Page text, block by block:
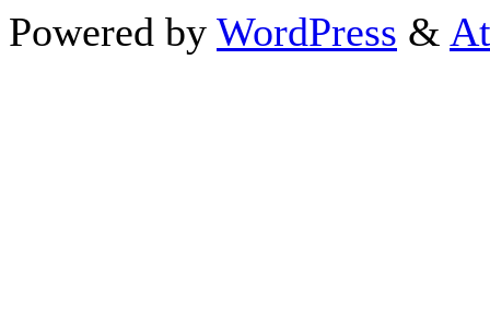
Powered by WordPress &